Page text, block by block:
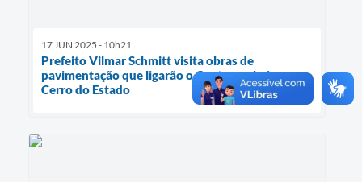
17 JUN 2025 - 10h21
Prefeito Vilmar Schmitt visita obras de
pavimentação que ligarão o Centro ao bairro
Cerro do Estado